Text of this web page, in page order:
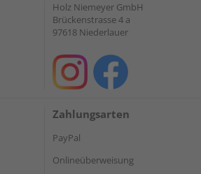
Holz Niemeyer GmbH
Brückenstrasse 4 a
97618 Niederlauer
Zahlungsarten
PayPal
Onlineüberweisung